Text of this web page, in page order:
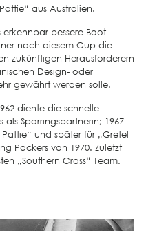
aus Australien.
bessere Boot
nach diesem Cup die
zukünftigen Herausforderern
Design- oder
gewährt werden solle.
diente die schnelle
als Sparringspartnerin; 1967
und später für „Gretel
Packers von 1970. Zuletzt
„Southern Cross“ Team.